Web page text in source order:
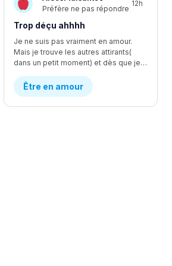
Préfère ne pas répondre
12h
Trop déçu ahhhh
Je ne suis pas vraiment en amour.
Mais je trouve les autres attirants(
dans un petit moment) et dès que je le dépasse ou trouve son autre côté, je suis une peu déçu 😞. Qu'est-ce qu'il se passe avec moi?!
Être en amour